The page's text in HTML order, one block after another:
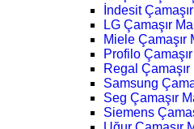
İndesit
LG Çamaşır
Miele Çamaşır
Profilo
Regal
Samsung
Seg Çamaşır
Siemens